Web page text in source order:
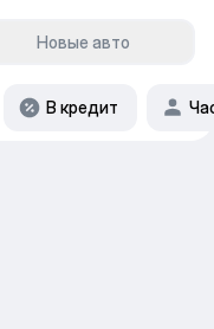
Новые авто
В кредит